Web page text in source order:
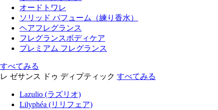
オードトワレ
ソリッド パフューム（練り香水）
ヘアフレグランス
フレグランスボディケア
プレミアム フレグランス
すべてみる
レ ゼサンス ドゥ ディプティック すべてみる
Lazulio (ラズリオ)
Lilyphéa (リリフェア)